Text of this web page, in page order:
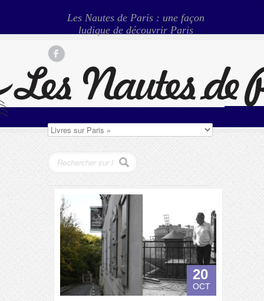
Les Nautes de Paris : une façon
ludique de découvrir Paris
20
OCT